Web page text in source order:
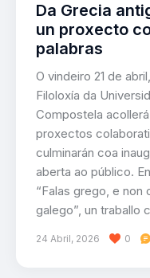
Da Grecia
un proxecto
palabras
O vindeiro 21 de
Filoloxía da
Compostela
proxectos
culminarán coa
aberta ao público.
“Falas grego, e non
galego”, un traballo
24 Abril, 2026 0